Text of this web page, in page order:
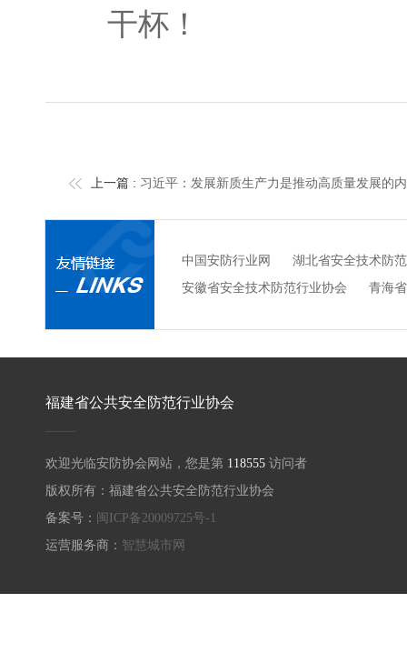
干杯！
上一篇 : 习近平：发展新质生产力是推动高质量发展的
中国安防行业网
湖北省安全技术防
安徽省安全技术防范行业协会
青海
福建省公共安全防范行业协会
欢迎光临安防协会网站，您是第 118555 访问者
版权所有：福建省公共安全防范行业协会
备案号： 闽ICP备20009725号-1
运营服务商： 智慧城市网